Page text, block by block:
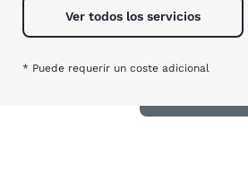
Ver todos los servicios
* Puede requerir un coste adicional